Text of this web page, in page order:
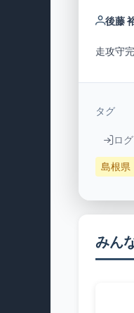
後藤
走攻守
タグ
ロ
島根県
みん